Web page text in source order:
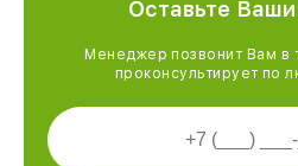
Оставьте
Менеджер позвонит Вам в
проконсультирует по